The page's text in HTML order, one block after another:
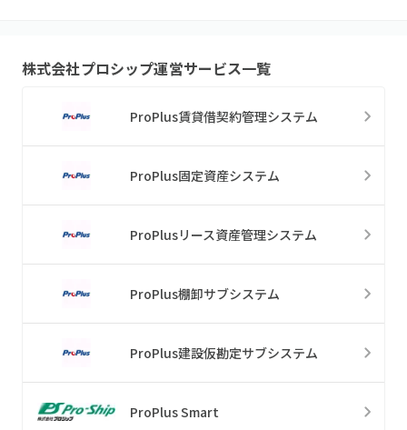
株式会社プロシップ運営サービス一覧
ProPlus賃貸借契約管理システム
ProPlus固定資産システム
ProPlusリース資産管理システム
ProPlus棚卸サブシステム
ProPlus建設仮勘定サブシステム
ProPlus Smart